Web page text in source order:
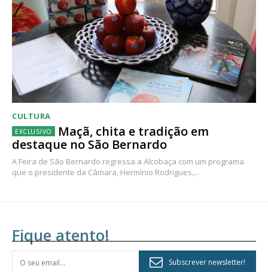
CULTURA
Maçã, chita e tradição em
destaque no São Bernardo
A Feira de São Bernardo regressa a Alcobaça com um programa
que o presidente da Câmara, Hermínio Rodrigues,...
Fique atento!
Subscrever newsletter!